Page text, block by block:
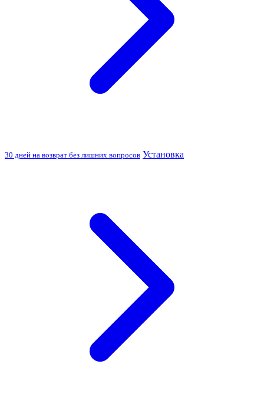
30 дней на возврат без лишних вопросов Установка